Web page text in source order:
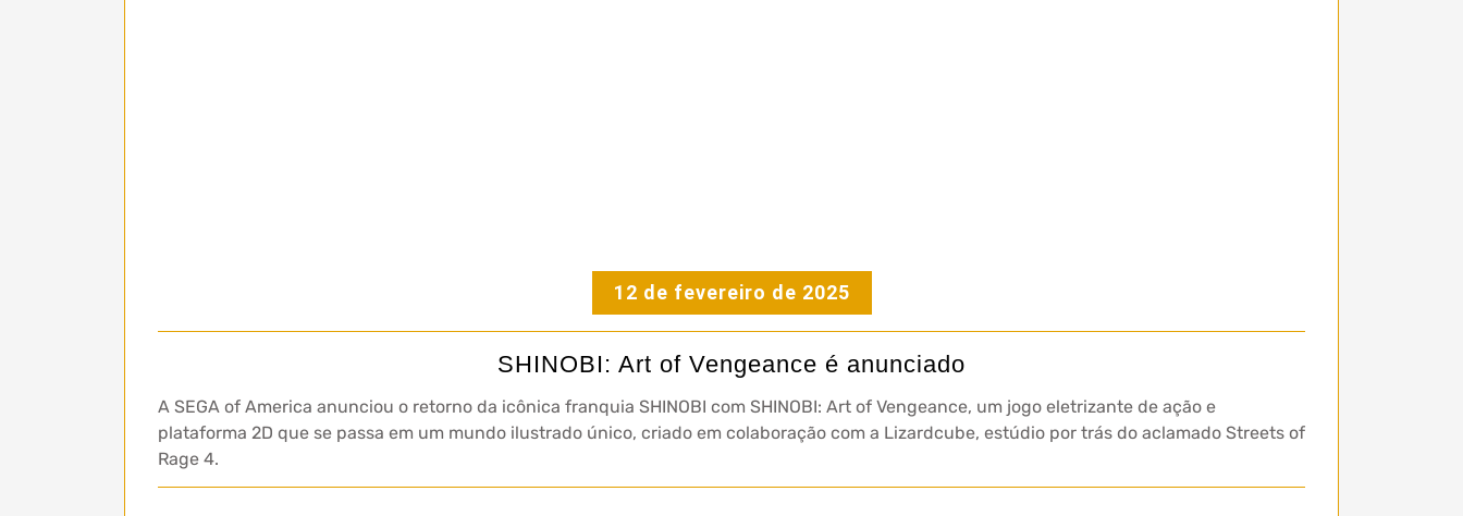
12 de fevereiro de 2025
SHINOBI: Art of Vengeance é anunciado
A SEGA of America anunciou o retorno da icônica franquia SHINOBI com SHINOBI: Art of Vengeance, um jogo eletrizante de ação e
plataforma 2D que se passa em um mundo ilustrado único, criado em colaboração com a Lizardcube, estúdio por trás do aclamado Streets of
Rage 4.